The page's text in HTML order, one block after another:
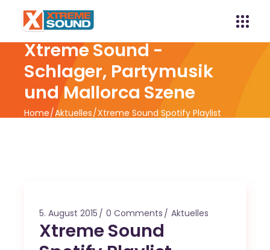
Xtreme Sound -
Schlager, Partymusik
und Mallorca Szene
Home Aktuelles Xtreme Sound Spotify Playlist
5. August 2015 0 Comments Aktuelles
Xtreme Sound